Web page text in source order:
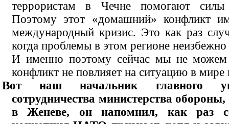
террористам в Чечне помогают силы
Поэтому этот «домашний» конфликт
международный кризис. Это как раз
когда проблемы в этом регионе
И именно поэтому сейчас мы не можем
конфликт не повлияет на ситуацию в мире
Вот наш начальник главного
сотрудничества министерства
в Женеве, он напомнил, как раз